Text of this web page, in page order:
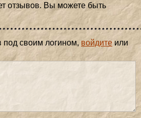
отзывов. Вы можете быть
под своим логином, войдите или